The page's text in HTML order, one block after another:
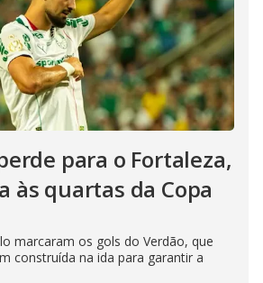
para o Fortaleza,
às quartas da Copa
marcaram os gols do Verdão, que
construída na ida para garantir a